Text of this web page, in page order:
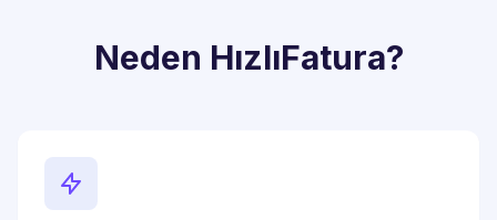
Neden HızlıFatura?